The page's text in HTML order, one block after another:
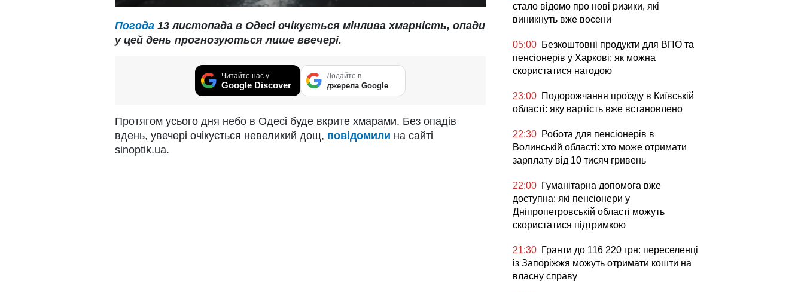
Погода 13 листопада в Одесі очікується мінлива хмарність, опади
у цей день прогнозуються лише ввечері.
Читайте нас у
Google Discover
Додайте в
джерела Google
Протягом усього дня небо в Одесі буде вкрите хмарами. Без опадів
вдень, увечері очікується невеликий дощ, повідомили на сайті
sinoptik.ua.
стало відомо про нові ризики, які
виникнуть вже восени
05:00 Безкоштовні продукти для ВПО та
пенсіонерів у Харкові: як можна
скористатися нагодою
23:00 Подорожчання проїзду в Київській
області: яку вартість вже встановлено
22:30 Робота для пенсіонерів в
Волинській області: хто може отримати
зарплату від 10 тисяч гривень
22:00 Гуманітарна допомога вже
доступна: які пенсіонери у
Дніпропетровській області можуть
скористатися підтримкою
21:30 Гранти до 116 220 грн: переселенці
із Запоріжжя можуть отримати кошти на
власну справу